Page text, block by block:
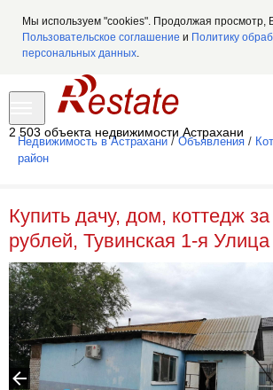
Мы используем "cookies". Продолжая просмотр,
Пользовательское соглашение и Политику
персональных данных.
2 503 объекта недвижимости Астрахани
Недвижимость в Астрахани / Объявления /
район
Купить дачу, дом, коттедж
рублей, Тувинская 1-я Улица